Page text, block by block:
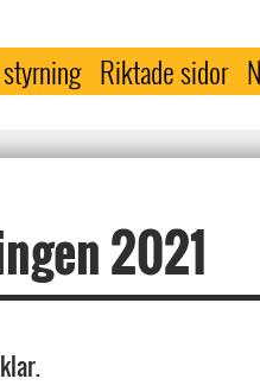
Riktade sidor
2021